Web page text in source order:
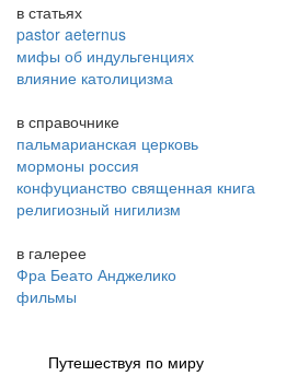
в статьях
pastor aeternus
мифы об индульгенциях
влияние католицизма
в справочнике
пальмарианская церковь
мормоны россия
конфуцианство священная книга
религиозный нигилизм
в галерее
Фра Беато Анджелико
фильмы
Путешествуя по миру